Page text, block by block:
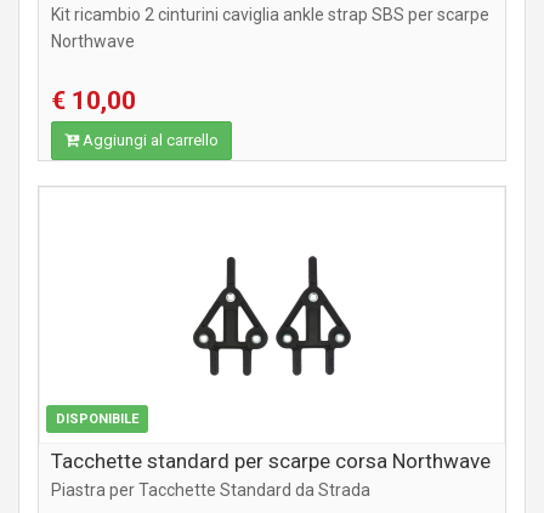
Kit ricambio 2 cinturini caviglia ankle strap SBS per scarpe
Northwave
€ 10,00
Aggiungi al carrello
DISPONIBILE
Tacchette standard per scarpe corsa Northwave
Piastra per Tacchette Standard da Strada